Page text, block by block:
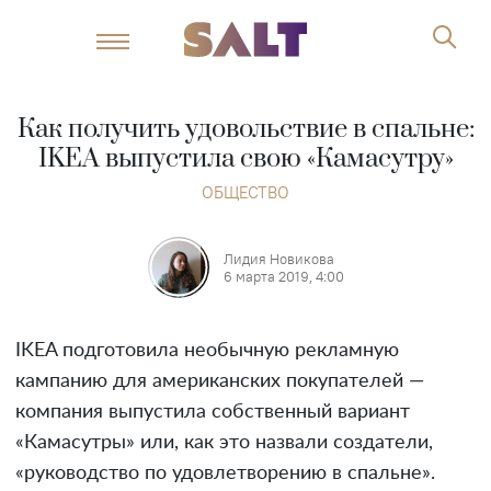
Как получить удовольствие в спальне:
IKEA выпустила свою «Камасутру»
ОБЩЕСТВО
Лидия Новикова
6 марта 2019, 4:00
IKEA подготовила необычную рекламную
кампанию для американских покупателей —
компания выпустила собственный вариант
«Камасутры» или, как это назвали создатели,
«руководство по удовлетворению в спальне».